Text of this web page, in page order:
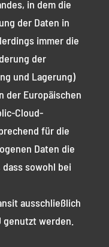
in dem die
der Daten in
immer die
der
und Lagerung)
der Europäischen
Cloud-
für die
Daten die
sowohl bei
ausschließlich
werden.